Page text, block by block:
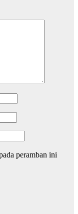
peramban ini